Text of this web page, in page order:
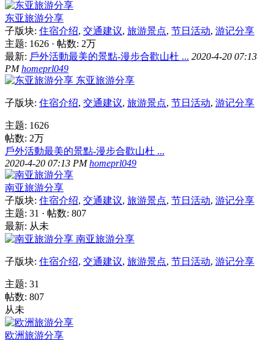
东亚旅游分享
子版块: 住宿介绍, 交通建议, 旅游景点, 节日活动, 游记分享
主题: 1626 · 帖数: 2万
最新: 戶外活動最美的景點-漫步合歡山杜 ... 2020-4-20 07:13
PMhomeprl049
东亚旅游分享
子版块: 住宿介绍, 交通建议, 旅游景点, 节日活动, 游记分享
主题: 1626
帖数: 2万
戶外活動最美的景點-漫步合歡山杜 ...
2020-4-20 07:13 PMhomeprl049
南亚旅游分享
子版块: 住宿介绍, 交通建议, 旅游景点, 节日活动, 游记分享
主题: 31 · 帖数: 807
最新: 从未
南亚旅游分享
子版块: 住宿介绍, 交通建议, 旅游景点, 节日活动, 游记分享
主题: 31
帖数: 807
从未
欧洲旅游分享